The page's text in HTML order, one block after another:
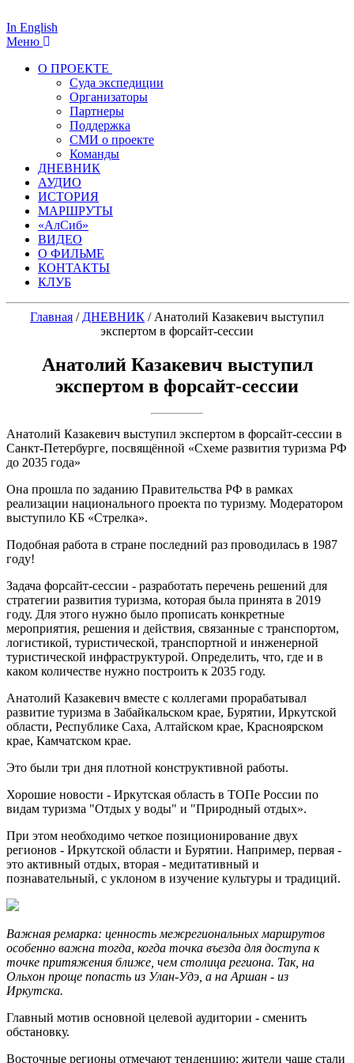
In English
Меню
О ПРОЕКТЕ
Суда экспедиции
Организаторы
Партнеры
Поддержка
СМИ о проекте
Команды
ДНЕВНИК
АУДИО
ИСТОРИЯ
МАРШРУТЫ
«АлСиб»
ВИДЕО
О ФИЛЬМЕ
КОНТАКТЫ
КЛУБ
Главная / ДНЕВНИК / Анатолий Казакевич выступил
экспертом в форсайт-сессии
Анатолий Казакевич выступил
экспертом в форсайт-сессии
Анатолий Казакевич выступил экспертом в форсайт-сессии в
Санкт-Петербурге, посвящённой «Схеме развития туризма РФ
до 2035 года»
Она прошла по заданию Правительства РФ в рамках
реализации национального проекта по туризму. Модератором
выступило КБ «Стрелка».
Подобная работа в стране последний раз проводилась в 1987
году!
Задача форсайт-сессии - разработать перечень решений для
стратегии развития туризма, которая была принята в 2019
году. Для этого нужно было прописать конкретные
мероприятия, решения и действия, связанные с транспортом,
логистикой, туристической, транспортной и инженерной
туристической инфраструктурой. Определить, что, где и в
каком количестве нужно построить к 2035 году.
Анатолий Казакевич вместе с коллегами прорабатывал
развитие туризма в Забайкальском крае, Бурятии, Иркутской
области, Республике Саха, Алтайском крае, Красноярском
крае, Камчатском крае.
Это были три дня плотной конструктивной работы.
Хорошие новости - Иркутская область в ТОПе России по
видам туризма "Отдых у воды" и "Природный отдых».
При этом необходимо четкое позиционирование двух
регионов - Иркутской области и Бурятии. Например, первая -
это активный отдых, вторая - медитативный и
познавательный, с уклоном в изучение культуры и традиций.
Важная ремарка: ценность межрегиональных маршрутов
особенно важна тогда, когда точка въезда для доступа к
точке притяжения ближе, чем столица региона. Так, на
Ольхон проще попасть из Улан-Удэ, а на Аршан - из
Иркутска.
Главный мотив основной целевой аудитории - сменить
обстановку.
Восточные регионы отмечают тенденцию: жители чаще стали